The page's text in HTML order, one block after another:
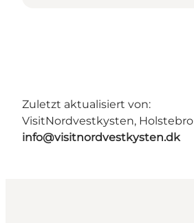
Zuletzt aktualisiert von:
VisitNordvestkysten, Holstebro
info@visitnordvestkysten.dk